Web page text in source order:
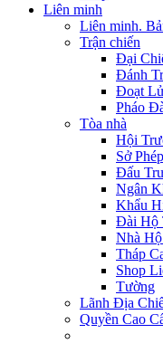
Liên minh
Liên minh.
Trận chiến
Đại
Đánh
Đoạt
Pháo
Tòa nhà
Hội
Sở
Đấu
Ngân
Khẩu
Đài Hộ
Nhà
Tháp
Shop
Tường
Lãnh Địa
Quyền Cao